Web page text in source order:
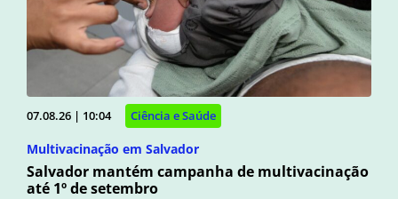
07.08.26 | 10:04 Ciência e Saúde
Multivacinação em Salvador
Salvador mantém campanha de multivacinação
até 1º de setembro